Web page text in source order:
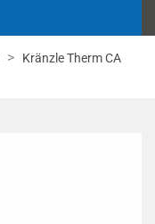
Kränzle Therm CA